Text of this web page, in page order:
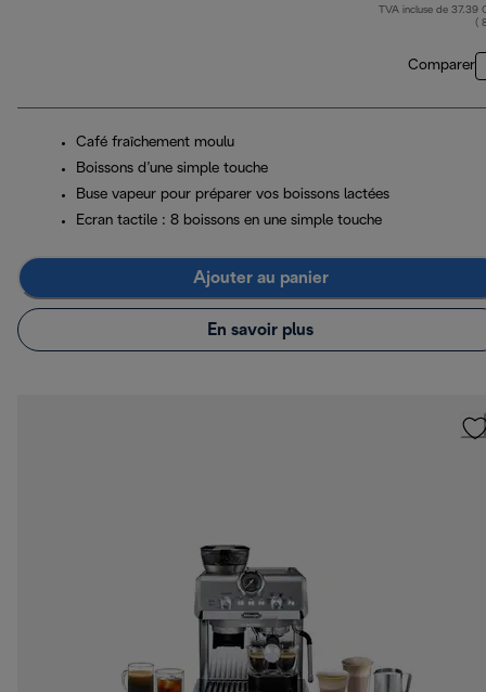
TVA incluse de 37.39
(
Comparer
Café fraîchement moulu
Boissons d’une simple touche
Buse vapeur pour préparer vos boissons lactées
Ecran tactile : 8 boissons en une simple touche
Ajouter au panier
En savoir plus